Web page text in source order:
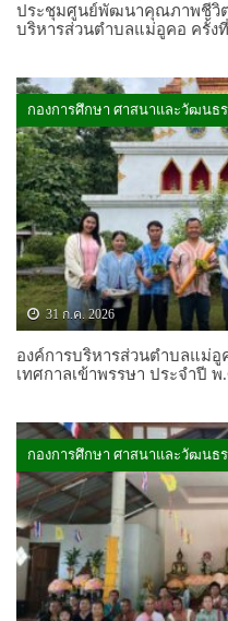
ประชุมศูนย์พัฒนาคุณภาพชีวิต
บริหารส่วนตำบลแม่อูคอ ครั้งที่
กองการศึกษา ศาสนาและวัฒนธ
31 ก.ค. 2026
องค์การบริหารส่วนตำบลแม่อู
เทศกาลเข้าพรรษา ประจำปี
กองการศึกษา ศาสนาและวัฒนธ